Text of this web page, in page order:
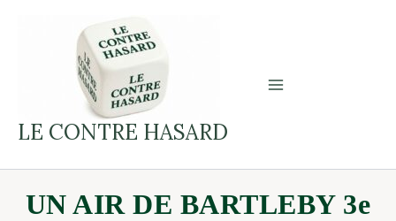
LE CONTRE HASARD
UN AIR DE BARTLEBY 3e